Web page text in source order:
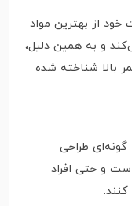
خود از بهترین مواد
و به همین دلیل،
بالا شناخته شده
طراحی
و حتی افراد